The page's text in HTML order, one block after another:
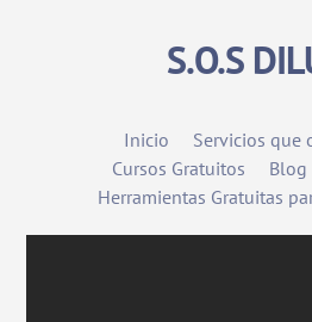
S.O.S
Inicio
Servicios que
Cursos Gratuitos
Blog
Herramientas Gratuitas